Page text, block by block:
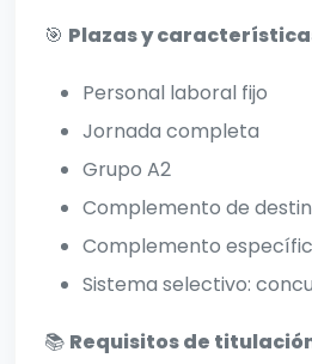
🎯 Plazas y
Personal laboral fijo
Jornada completa
Grupo A2
Complemento de
Complemento
Sistema selectivo:
📚 Requisitos de